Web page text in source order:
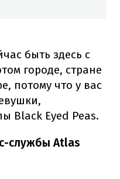
быть здесь с
городе, стране
потому что у вас
Black Eyed Peas.
службы Atlas